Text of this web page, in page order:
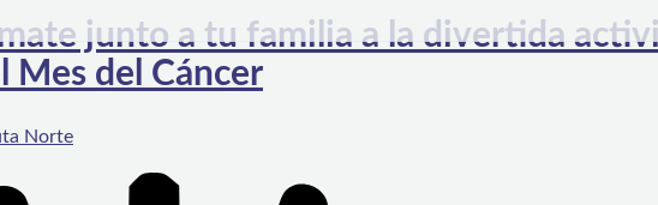
junto a tu familia a la divertida
Mes del Cáncer
Norte